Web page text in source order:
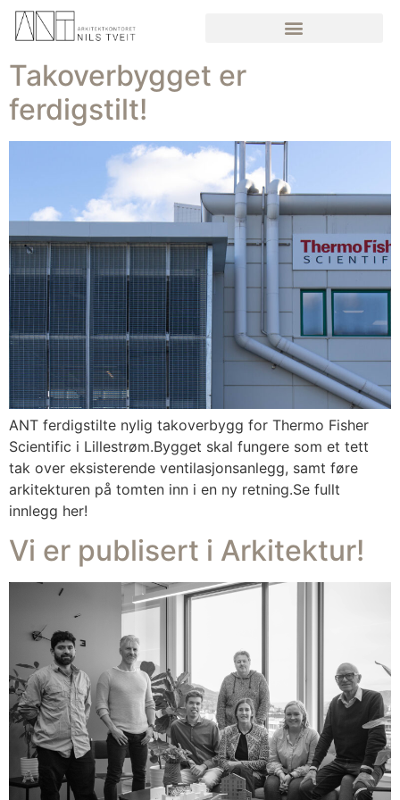
Takoverbygget er
ferdigstilt!
ANT ferdigstilte nylig takoverbygg for Thermo Fisher
Scientific i Lillestrøm.Bygget skal fungere som et tett
tak over eksisterende ventilasjonsanlegg, samt føre
arkitekturen på tomten inn i en ny retning.Se fullt
innlegg her!
Vi er publisert i Arkitektur!